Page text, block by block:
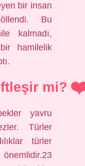
bir insan
Bu
kalmadı,
hamilelik
mi?
yavru
Türler
türler